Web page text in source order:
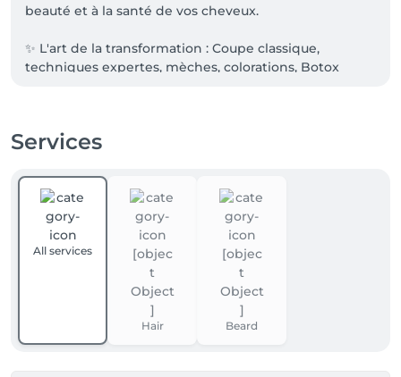
beauté et à la santé de vos cheveux.
✨ L'art de la transformation : Coupe classique,
techniques expertes, mèches, colorations, Botox
votre chevelure avec les soins professionnels et
écoresponsables de la marque Davines.
🤝 Conseils personnalisés : Notre équipe vous guide
pour un style unique adapté à votre visage.
💈 Service Barber : Espace entièrement dédié aux
hommes pour la coupe et la barbe.
🔥 Nouveauté : Très prochainement, découvrez notre
Services
All services
Hair Beard